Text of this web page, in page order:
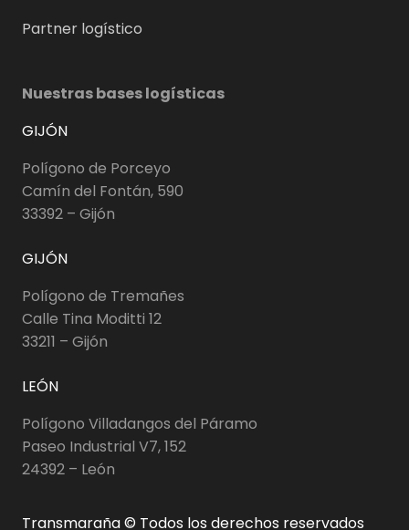
Partner logístico
Nuestras bases logísticas
GIJÓN
Polígono de Porceyo
Camín del Fontán, 590
33392 – Gijón
GIJÓN
Polígono de Tremañes
Calle Tina Moditti 12
33211 – Gijón
LEÓN
Polígono Villadangos del Páramo
Paseo Industrial V7, 152
24392 – León
Transmaraña © Todos los derechos reservados